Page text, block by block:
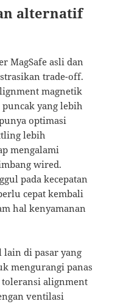
alternatif
MagSafe asli dan
trade-off.
magnetik
yang lebih
optimasi
lebih
mengalami
wired.
pada kecepatan
cepat kembali
hal kenyamanan
lain di pasar yang
mengurangi panas
alignment
ventilasi